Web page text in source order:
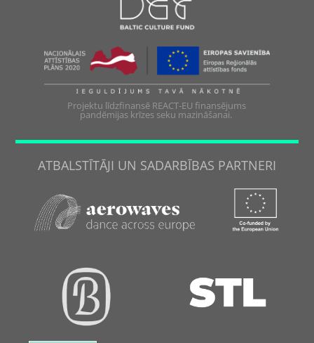
Projektu līdzfinansē REACT-EU finansējums
pandēmijas krīzes seku mazināšanai.
ATBALSTĪTĀJI UN SADARBĪBAS PARTNERI